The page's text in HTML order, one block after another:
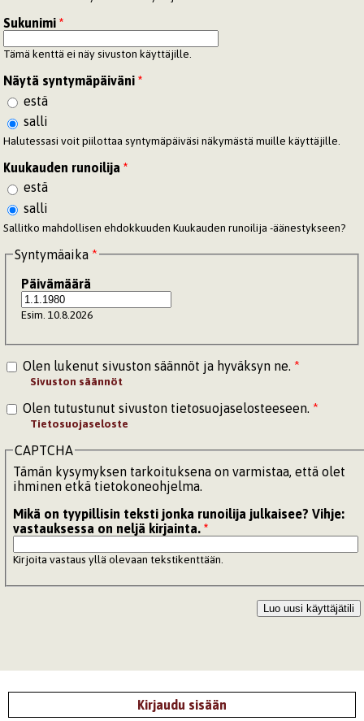
Sukunimi*
Tämä kenttä ei näy sivuston käyttäjille.
Näytä syntymäpäiväni*
estä
salli
Halutessasi voit piilottaa syntymäpäiväsi näkymästä muille käyttäjille.
Kuukauden runoilija*
estä
salli
Sallitko mahdollisen ehdokkuuden Kuukauden runoilija -äänestykseen?
Syntymäaika *
Päivämäärä
Esim. 10.8.2026
Olen lukenut sivuston säännöt ja hyväksyn ne. *
Sivuston säännöt
Olen tutustunut sivuston tietosuojaselosteeseen. *
Tietosuojaseloste
CAPTCHA
Tämän kysymyksen tarkoituksena on varmistaa, että olet
ihminen etkä tietokoneohjelma.
Mikä on tyypillisin teksti jonka runoilija julkaisee? Vihje:
vastauksessa on neljä kirjainta.*
Kirjoita vastaus yllä olevaan tekstikenttään.
Kirjaudu sisään